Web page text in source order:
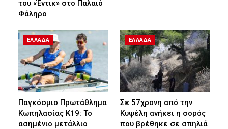
του «Έντικ» στο Παλαιό
Φάληρο
ΕΛΛΑΔΑ
Παγκόσμιο Πρωτάθλημα
Κωπηλασίας Κ19: Το
ασημένιο μετάλλιο
ΕΛΛΑΔΑ
Σε 57χρονη από την
Κυψέλη ανήκει η σορός
που βρέθηκε σε σπηλιά